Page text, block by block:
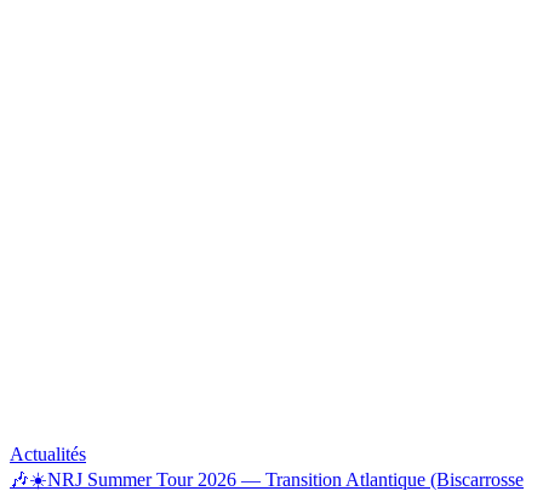
Actualités
🎶☀️NRJ Summer Tour 2026 — Transition Atlantique (Biscarrosse